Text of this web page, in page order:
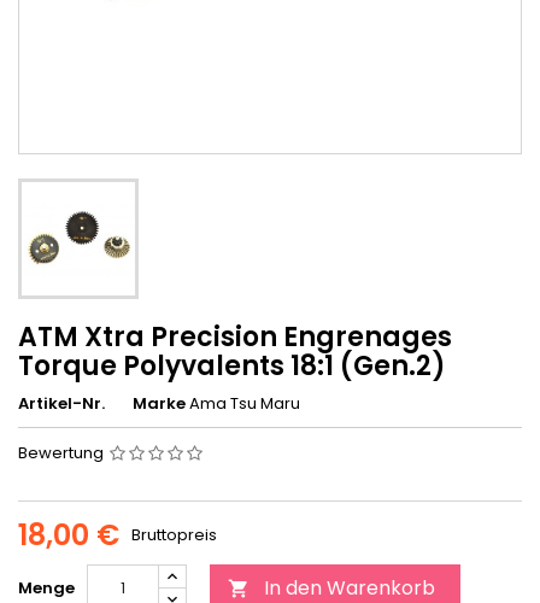
ATM Xtra Precision Engrenages
Torque Polyvalents 18:1 (Gen.2)
Artikel-Nr. MarkeAma Tsu Maru
Bewertung
18,00 € Bruttopreis
Menge  In den Warenkorb